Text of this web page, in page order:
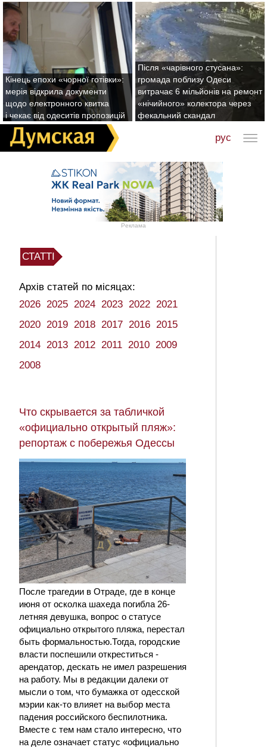
Кінець епохи «чорної готівки»:
мерія відкрила документи
щодо електронного квитка
і чекає від одеситів пропозицій
Після «чарівного стусана»:
громада поблизу Одеси
витрачає 6 мільйонів на ремонт
«нічийного» колектора через
фекальний скандал
рус
Реклама
СТАТТІ
Архів статей по місяцах:
2026 2025 2024 2023 2022 2021
2020 2019 2018 2017 2016 2015
2014 2013 2012 2011 2010 2009
2008
Что скрывается за табличкой
«официально открытый пляж»:
репортаж с побережья Одессы
После трагедии в Отраде, где в конце
июня от осколка шахеда погибла 26-
летняя девушка, вопрос о статусе
официально открытого пляжа, перестал
быть формальностью.Тогда, городские
власти поспешили откреститься -
арендатор, дескать не имел разрешения
на работу. Мы в редакции далеки от
мысли о том, что бумажка от одесской
мэрии как-то влияет на выбор места
падения российского беспилотника.
Вместе с тем нам стало интересно, что
на деле означает статус «официально